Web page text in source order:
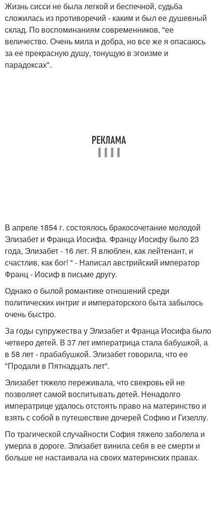
Жизнь сисси не была легкой и беспечной, судьба
сложилась из противоречий - каким и был ее душевный
склад. По воспоминаниям современников, "ее
величество. Очень мила и добра, но все же я опасаюсь
за ее прекрасную душу, тонущую в эгоизме и
парадоксах".
В апреле 1854 г. состоялось бракосочетание молодой
Элизабет и Франца Иосифа. Францу Иосифу было 23
года, Элизабет - 16 лет. Я влюблен, как лейтенант, и
счастлив, как бог! " - Написал австрийский император
Франц - Иосиф в письме другу.
Однако о былой романтике отношений среди
политических интриг и императорского быта забылось
очень быстро.
За годы супружества у Элизабет и Франца Иосифа было
четверо детей. В 37 лет императрица стала бабушкой, а
в 58 лет - прабабушкой. Элизабет говорила, что ее
"Продали в Пятнадцать лет".
Элизабет тяжело переживала, что свекровь ей не
позволяет самой воспитывать детей. Ненадолго
императрице удалось отстоять право на материнство и
взять с собой в путешествие дочерей Софию и Гизеллу.
По трагической случайности София тяжело заболела и
умерла в дороге. Элизабет винила себя в ее смерти и
больше не настаивала на своих материнских правах.